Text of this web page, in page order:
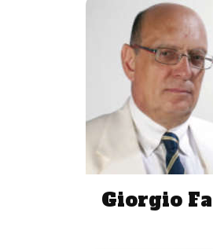
Giorgio
Giorgio
«Il vero guaio in Italia è che molti
dell’ottimo margine che offre
prodotti di scarsa qualità
concorrenza. Non capisco certo
ha tutte le caratteristiche di
l’effervescenza, la parte
gradazione alcolica in linea con